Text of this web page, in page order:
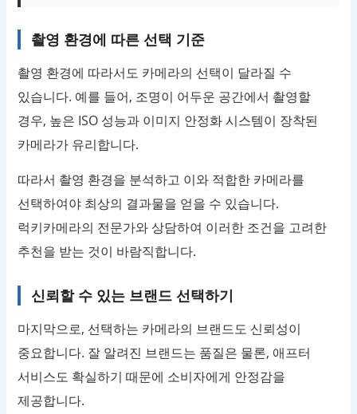
촬영 환경에 따른 선택 기준
촬영 환경에 따라서도 카메라의 선택이 달라질 수
있습니다. 예를 들어, 조명이 어두운 공간에서 촬영할
경우, 높은 ISO 성능과 이미지 안정화 시스템이 장착된
카메라가 유리합니다.
따라서 촬영 환경을 분석하고 이와 적합한 카메라를
선택하여야 최상의 결과물을 얻을 수 있습니다.
럭키카메라의 전문가와 상담하여 이러한 조건을 고려한
추천을 받는 것이 바람직합니다.
신뢰할 수 있는 브랜드 선택하기
마지막으로, 선택하는 카메라의 브랜드도 신뢰성이
중요합니다. 잘 알려진 브랜드는 품질은 물론, 애프터
서비스도 확실하기 때문에 소비자에게 안정감을
제공합니다.